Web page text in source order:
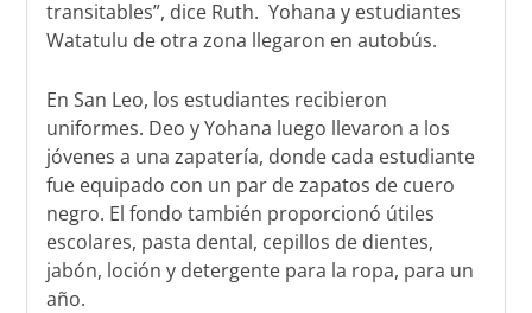
transitables”, dice Ruth. Yohana y estudiantes
Watatulu de otra zona llegaron en autobús.
En San Leo, los estudiantes recibieron
uniformes. Deo y Yohana luego llevaron a los
jóvenes a una zapatería, donde cada estudiante
fue equipado con un par de zapatos de cuero
negro. El fondo también proporcionó útiles
escolares, pasta dental, cepillos de dientes,
jabón, loción y detergente para la ropa, para un
año.